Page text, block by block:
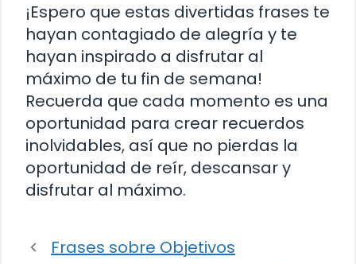
¡Espero que estas divertidas frases te
hayan contagiado de alegría y te
hayan inspirado a disfrutar al
máximo de tu fin de semana!
Recuerda que cada momento es una
oportunidad para crear recuerdos
inolvidables, así que no pierdas la
oportunidad de reír, descansar y
disfrutar al máximo.
Frases sobre Objetivos